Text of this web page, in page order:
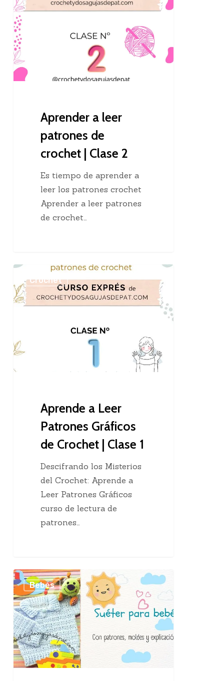
leer
patrones
de
crochet
|
Clase
Aprender a leer
patrones de
crochet | Clase 2
Es tiempo de aprender a
leer los patrones crochet
Aprender a leer patrones
de crochet…
Aprende
a
Leer
de
Crochet
|
Crochet
Aprende a Leer
Patrones Gráficos
de Crochet | Clase 1
Descifrando los Misterios
del Crochet: Aprende a
Leer Patrones Gráficos
curso de lectura de
patrones…
Suéter
para
bebé
a
crochet
Patrón
Gratis
Bebés